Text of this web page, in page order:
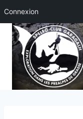
Connexion
Aller
contenu